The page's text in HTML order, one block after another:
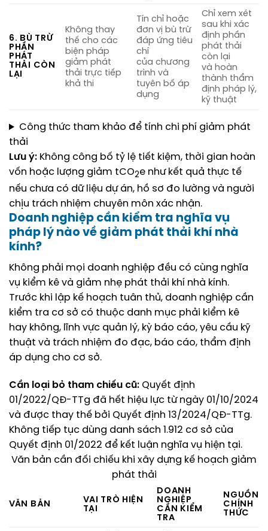
6. BÙ TRỪ
PHẦN
PHÁT
THẢI CÒN
LẠI
Không thay
thế cho các
biện pháp
giảm phát
thải trực tiếp
khả thi
Tín chỉ hoặc
đơn vị bù trừ
đáp ứng tiêu
chí
của chương
trình và
tuyên bố áp
dụng
Chỉ xem xét
sau khi xác
định phần
phát thải
còn lại
và hoàn
thành thẩm
định pháp lý,
kỹ thuật
Công thức tham khảo để tính chi phí giảm phát
thải
Lưu ý: Không công bố tỷ lệ tiết kiệm, thời gian hoàn
vốn hoặc lượng giảm tCO2e như kết quả thực tế
nếu chưa có dữ liệu dự án, hồ sơ đo lường và người
chịu trách nhiệm chuyên môn xác nhận.
Doanh nghiệp cần kiểm tra nghĩa vụ
pháp lý nào về giảm phát thải khí nhà
kính?
Không phải mọi doanh nghiệp đều có cùng nghĩa
vụ kiểm kê và giảm nhẹ phát thải khí nhà kính.
Trước khi lập kế hoạch tuân thủ, doanh nghiệp cần
kiểm tra cơ sở có thuộc danh mục phải kiểm kê
hay không, lĩnh vực quản lý, kỳ báo cáo, yêu cầu kỹ
thuật và trách nhiệm đo đạc, báo cáo, thẩm định
áp dụng cho cơ sở.
Cần loại bỏ tham chiếu cũ: Quyết định
01/2022/QĐ-TTg đã hết hiệu lực từ ngày 01/10/2024
và được thay thế bởi Quyết định 13/2024/QĐ-TTg.
Không tiếp tục dùng danh sách 1.912 cơ sở của
Quyết định 01/2022 để kết luận nghĩa vụ hiện tại.
Văn bản cần đối chiếu khi xây dựng kế hoạch giảm
phát thải
VĂN BẢN
VAI TRÒ HIỆN
TẠI
DOANH
NGHIỆP
CẦN KIỂM
TRA
NGUỒN
CHÍNH
THỨC